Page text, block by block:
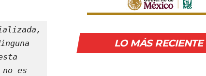
es
LO MÁS RECIENTE